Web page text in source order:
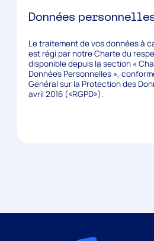
Données
Le traitement de vos données à
est régi par notre Charte du
disponible depuis la section «
Données Personnelles »,
Général sur la Protection des
avril 2016 («RGPD»).